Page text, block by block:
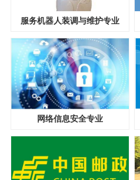
服务机器人装调与维护专业
网络信息安全专业